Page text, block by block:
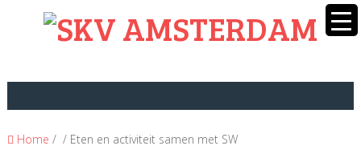
Home / / Eten en activiteit samen met SW